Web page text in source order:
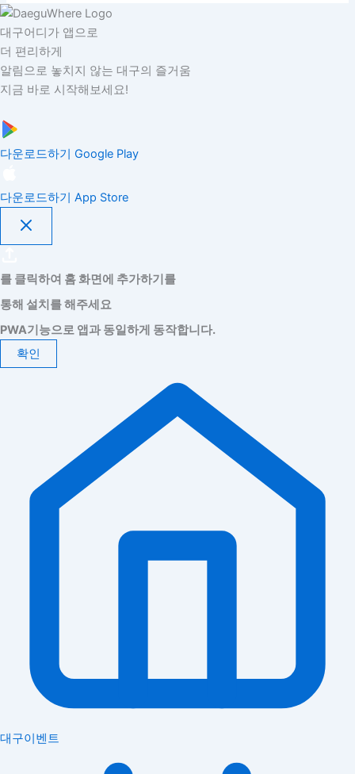
대구어디가 앱으로
더 편리하게
알림으로 놓치지 않는 대구의 즐거움
지금 바로 시작해보세요!
다운로드하기 Google Play
다운로드하기 App Store
를 클릭하여 홈 화면에 추가하기를
통해 설치를 해주세요
PWA기능으로 앱과 동일하게 동작합니다.
확인
대구이벤트